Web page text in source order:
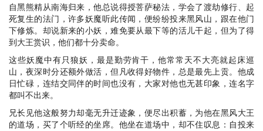
自黑熊精从南海归来，他总说得授菩萨秘法，学会了渡劫修行、起
死复生的法门，许多妖魔听此传闻，便纷纷投来黑风山，跟在他门
下修炼。却说新来的小妖，难免要从最下等的活儿干起，但为了得
到大王赏识，他们都十分卖命。
这些妖魔中有只狼妖，最是勤劳肯干，他常常天不大亮就起床巡
山，夜深时分还额外做活，但凡收得好物件，总是最先上贡。他成
日忙碌，连结交同伴的时间也没有，大家对他也无甚印象，连名字
都叫不出来。
兄长见他这般努力却毫无升迁迹象，便尽出积蓄，为他在黑风大王
的道场，买了个听经的坐席。他坐在道场中，却不住叹息：自投来